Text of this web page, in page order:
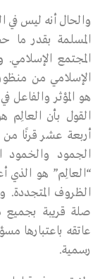
والحال أنه ليس في
المسلمة بقدر ما
المجتمع الإسلامي.
الإسلامي من
هو المؤثر
القول بأن العالِم
أربعة عشر قرنًا
الجمود والخمود
“العالِم” هو الذي
الظروف المتجددة.
صلة قريبة بجميع
عاتقه باعتبارها
رسمية.